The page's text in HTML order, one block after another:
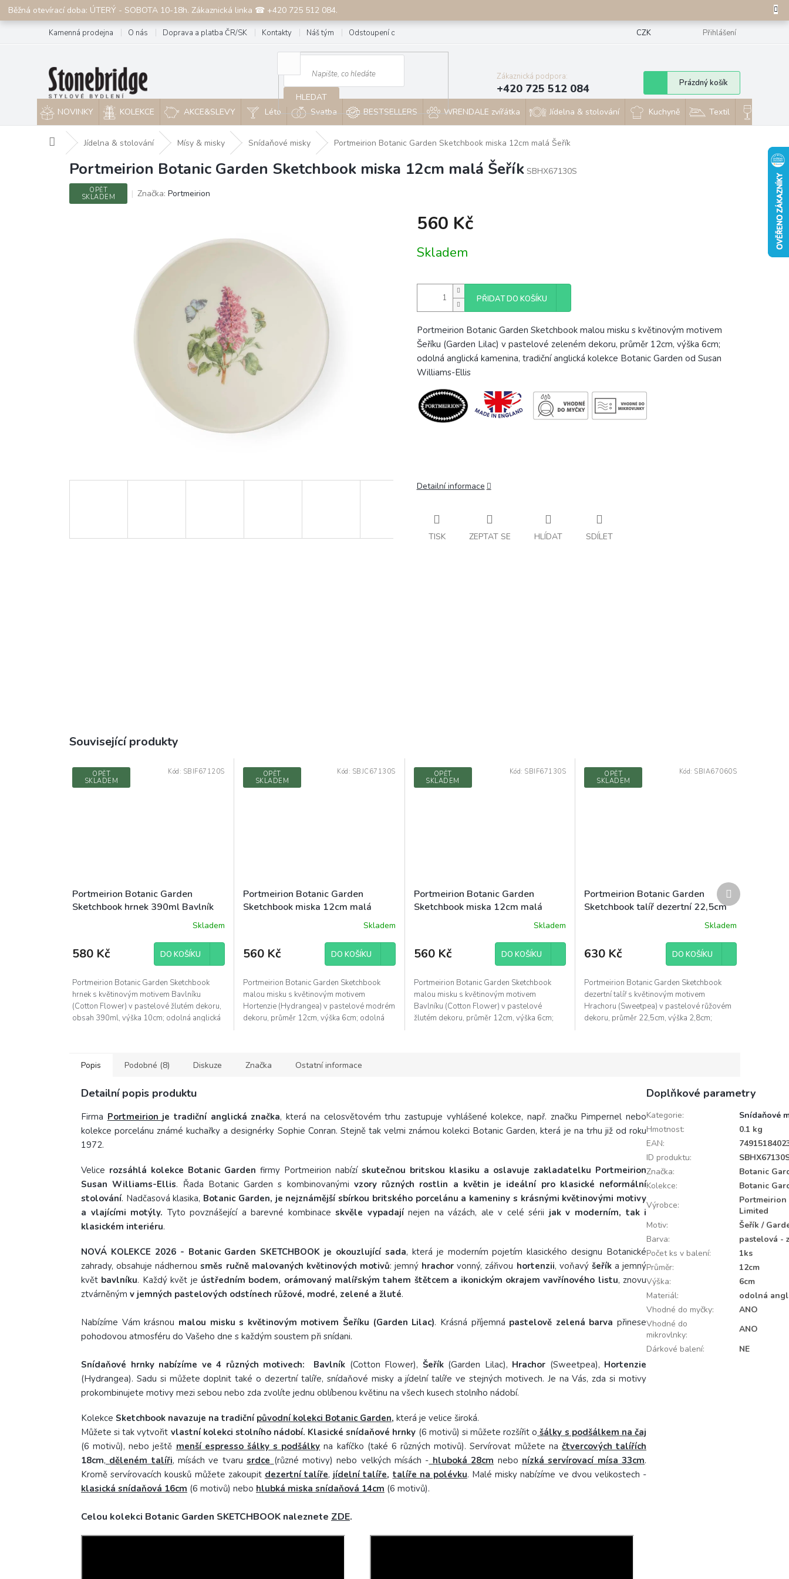
PřejítBěžná otevírací doba: ÚTERÝ - SOBOTA 10-18h. Zákaznická linka ☎ +420 725 512 084.
Kamenná prodejna O nás Doprava a platba ČR/SK Kontakty Náš tým Odstoupení od smlouvy CZK Přihlášení
HLEDAT
Zákaznická podpora:
+420 725 512 084
Nákupní
košík
Prázdný košík
NOVINKY KOLEKCE AKCE&SLEVY Léto Svatba BESTSELLERS WRENDALE zvířátka Jídelna & stolování Kuchyně Textil
Domů Jídelna & stolování Mísy & misky Snídaňové misky Portmeirion Botanic Garden Sketchbook miska 12cm malá Šeřík
Portmeirion Botanic Garden Sketchbook miska 12cm malá Šeřík SBHX67130S
OPĚT
SKLADEM
Značka: Portmeirion
560 Kč
cena:
Skladem
PŘIDAT DO KOŠÍKU
Portmeirion Botanic Garden Sketchbook malou misku s květinovým motivem
Šeříku (Garden Lilac) v pastelové zeleném dekoru, průměr 12cm, výška 6cm;
odolná anglická kamenina, tradiční anglická kolekce Botanic Garden od Susan
Williams-Ellis
Detailní informace
TISK ZEPTAT SE HLÍDAT SDÍLET
Související produkty
OPĚT
SKLADEM
Portmeirion Botanic Garden
Sketchbook hrnek 390ml Bavlník
Skladem
580 Kč DO KOŠÍKU
Portmeirion Botanic Garden Sketchbook
hrnek s květinovým motivem Bavlníku
(Cotton Flower) v pastelové žlutém dekoru,
obsah 390ml, výška 10cm; odolná anglická
Kód: SBIF67120S
OPĚT
SKLADEM
Portmeirion Botanic Garden
Sketchbook miska 12cm malá
Skladem
560 Kč DO KOŠÍKU
Portmeirion Botanic Garden Sketchbook
malou misku s květinovým motivem
Hortenzie (Hydrangea) v pastelové modrém
dekoru, průměr 12cm, výška 6cm; odolná
Kód: SBJC67130S
OPĚT
SKLADEM
Portmeirion Botanic Garden
Sketchbook miska 12cm malá
Skladem
560 Kč DO KOŠÍKU
Portmeirion Botanic Garden Sketchbook
malou misku s květinovým motivem
Bavlníku (Cotton Flower) v pastelové
žlutém dekoru, průměr 12cm, výška 6cm;
Kód: SBIF67130S
OPĚT
SKLADEM
Portmeirion Botanic Garden
Sketchbook talíř dezertní 22,5cm
Skladem
630 Kč DO KOŠÍKU
Portmeirion Botanic Garden Sketchbook
dezertní talíř s květinovým motivem
Hrachoru (Sweetpea) v pastelové růžovém
dekoru, průměr 22,5cm, výška 2,8cm;
Kód: SBIA67060S
Další
produkt
Popis Podobné (8) Diskuze Značka Ostatní informace
Detailní popis produktu
Firma Portmeirion je tradiční anglická značka, která na celosvětovém trhu zastupuje vyhlášené kolekce, např. značku Pimpernel nebo
kolekce porcelánu známé kuchařky a designérky Sophie Conran. Stejně tak velmi známou kolekci Botanic Garden, která je na trhu již od roku
1972.
Velice rozsáhlá kolekce Botanic Garden firmy Portmeirion nabízí skutečnou britskou klasiku a oslavuje zakladatelku Portmeirion
Susan Williams-Ellis. Řada Botanic Garden s kombinovanými vzory různých rostlin a květin je ideální pro klasické neformální
stolování. Nadčasová klasika, Botanic Garden, je nejznámější sbírkou britského porcelánu a kameniny s krásnými květinovými motivy
a vlajícími motýly. Tyto povznášející a barevné kombinaceskvěle vypadajínejen na vázách, ale v celé sérii jak v moderním, tak i
klasickém interiéru.
NOVÁ KOLEKCE 2026 - Botanic Garden SKETCHBOOK je okouzlující sada, která je moderním pojetím klasického designu Botanické
zahrady, obsahuje nádhernousměs ručně malovaných květinových motivů: jemný hrachor vonný, zářivou hortenzii, voňavý šeříka jemný
květ bavlníku. Každý květ je ústředním bodem, orámovaný malířským tahem štětcem a ikonickým okrajem vavřínového listu, znovu
ztvárněným v jemných pastelových odstínech růžové, modré, zelené a žluté.
Nabízíme Vám krásnou malou misku s květinovým motivem Šeříku (Garden Lilac). Krásná příjemná pastelově zelená barva přinese
pohodovou atmosféru do Vašeho dne s každým soustem při snídani.
Snídaňové hrnky nabízíme ve 4 různých motivech: Bavlník (Cotton Flower), Šeřík(Garden Lilac), Hrachor (Sweetpea), Hortenzie
(Hydrangea). Sadu si můžete doplnit také o dezertní talíře, snídaňové misky a jídelní talíře ve stejných motivech. Je na Vás, zda si motivy
prokombinujete motivy mezi sebou nebo zda zvolíte jednu oblíbenou květinu na všech kusech stolního nádobí.
Kolekce Sketchbook navazuje na tradiční původní kolekci Botanic Garden, která je velice široká.
Můžete si tak vytvořit vlastní kolekci stolního nádobí. Klasické snídaňové hrnky (6 motivů) si můžete rozšířit o šálky s podšálkem na čaj
(6 motivů), nebo ještě menší espresso šálky s podšálky na kafíčko (také 6 různých motivů). Servírovat můžete na čtvercových talířích
18cm, děleném talíři, mísách ve tvarusrdce (různé motivy) nebo velkých mísách - hluboká 28cm nebo nízká servírovací mísa 33cm.
Kromě servírovacích kousků můžete zakoupit dezertní talíře, jídelní talíře, talíře na polévku. Malé misky nabízíme ve dvou velikostech -
klasická snídaňová 16cm (6 motivů) nebo hlubká miska snídaňová 14cm (6 motivů).
Celou kolekci Botanic Garden SKETCHBOOK naleznete ZDE.
Doplňkové parametry
Kategorie:
Snídaňové
Hmotnost:
0.1 kg
EAN:
ID produktu:
Značka:
Botanic
Kolekce:
Botanic
Výrobce:
Portmeirion
Limited
Motiv:
Šeřík /
Barva:
pastelová -
Počet ks v balení:
1ks
Průměr:
12cm
Výška:
6cm
Materiál:
odolná
Vhodné do myčky:
ANO
Vhodné do
mikrovlnky:
ANO
Dárkové balení: NE